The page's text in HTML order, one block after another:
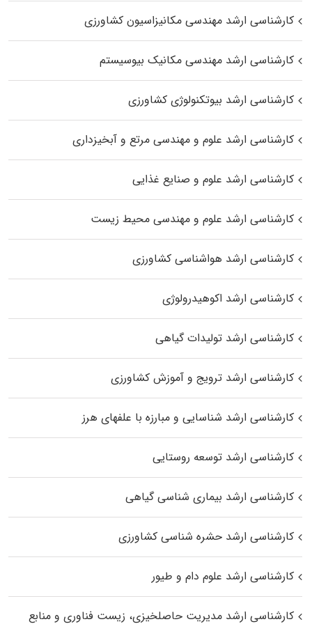
کارشناسی ارشد مهندسی مکانیزاسیون کشاورزی
کارشناسی ارشد مهندسی مکانیک بیوسیستم
کارشناسی ارشد بیوتکنولوژی کشاورزی
کارشناسی ارشد علوم و مهندسی مرتع و آبخیزداری
کارشناسی ارشد علوم و صنایع غذایی
کارشناسی ارشد علوم و مهندسی محیط زیست
کارشناسی ارشد هواشناسی کشاورزی
کارشناسی ارشد اکوهیدرولوژی
کارشناسی ارشد تولیدات گیاهی
کارشناسی ارشد ترویج و آموزش کشاورزی
کارشناسی ارشد شناسایی و مبارزه با علفهای هرز
کارشناسی ارشد توسعه روستایی
کارشناسی ارشد بیماری‌ شناسی گیاهی
کارشناسی ارشد حشره‌ شناسی کشاورزی
کارشناسی ارشد علوم دام و طیور
کارشناسی ارشد مدیریت حاصلخیزی، زیست فناوری و منابع